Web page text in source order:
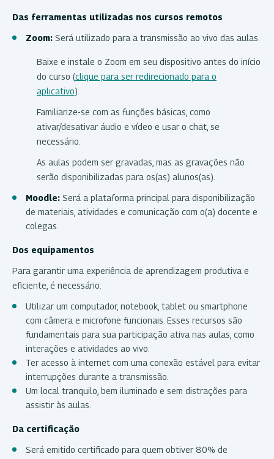
Das ferramentas utilizadas nos cursos remotos
Zoom: Será utilizado para a transmissão ao vivo das aulas.
Baixe e instale o Zoom em seu dispositivo antes do início
do curso (clique para ser redirecionado para o
aplicativo).
Familiarize-se com as funções básicas, como
ativar/desativar áudio e vídeo e usar o chat, se
necessário.
As aulas podem ser gravadas, mas as gravações não
serão disponibilizadas para os(as) alunos(as).
Moodle: Será a plataforma principal para disponibilização
de materiais, atividades e comunicação com o(a) docente e
colegas.
Dos equipamentos
Para garantir uma experiência de aprendizagem produtiva e
eficiente, é necessário:
Utilizar um computador, notebook, tablet ou smartphone
com câmera e microfone funcionais. Esses recursos são
fundamentais para sua participação ativa nas aulas, como
interações e atividades ao vivo.
Ter acesso à internet com uma conexão estável para evitar
interrupções durante a transmissão.
Um local tranquilo, bem iluminado e sem distrações para
assistir às aulas.
Da certificação
Será emitido certificado para quem obtiver 80% de